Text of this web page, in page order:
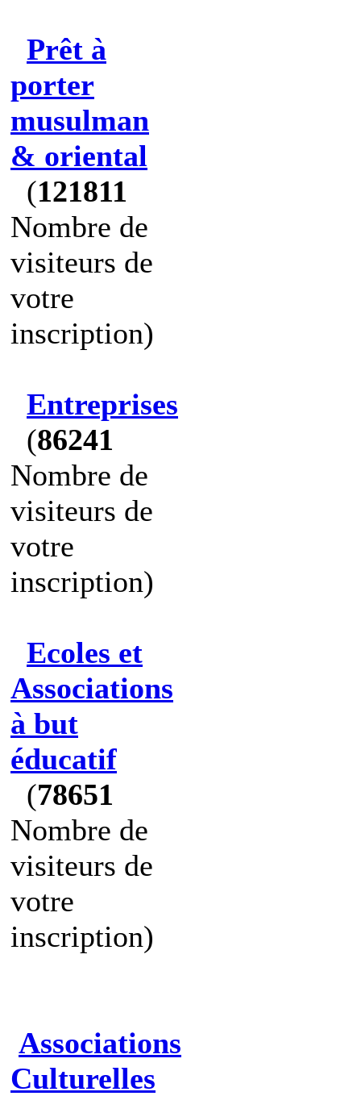
Prêt à
porter
musulman
& oriental
(121811
Nombre de
visiteurs de
votre
inscription)
Entreprises
(86241
Nombre de
visiteurs de
votre
inscription)
Ecoles et
Associations
à but
éducatif
(78651
Nombre de
visiteurs de
votre
inscription)
Associations
Culturelles